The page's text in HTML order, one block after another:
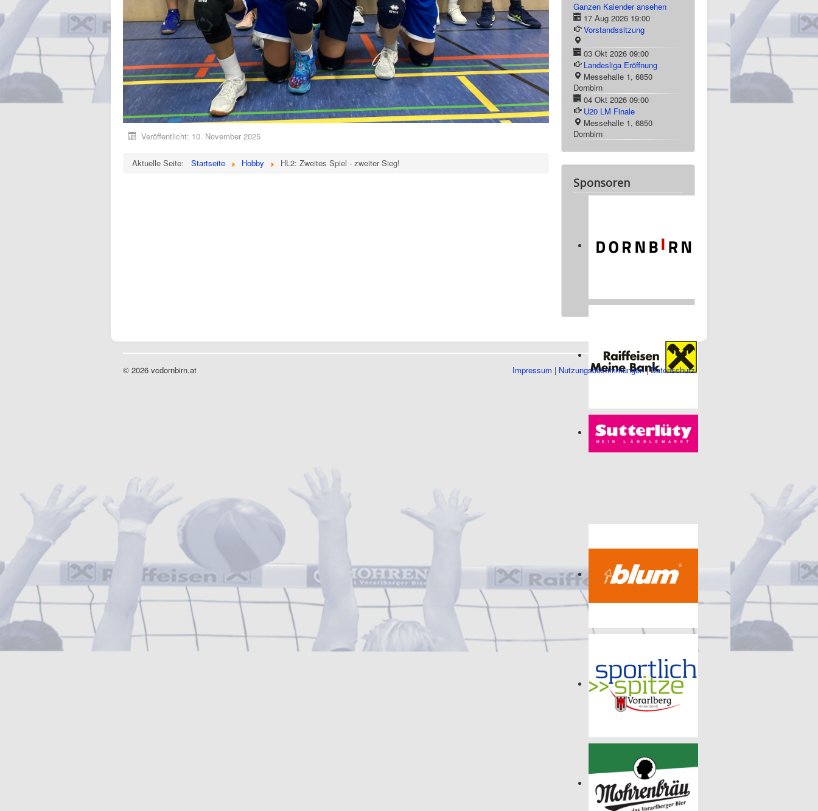
Veröffentlicht: 10. November 2025
Aktuelle Seite: Startseite Hobby HL2: Zweites Spiel - zweiter Sieg!
Ganzen Kalender ansehen
17 Aug 2026 19:00
Vorstandssitzung
03 Okt 2026 09:00
Landesliga Eröffnung
Messehalle 1, 6850
Dornbirn
04 Okt 2026 09:00
U20 LM Finale
Messehalle 1, 6850
Dornbirn
Sponsoren
Impressum | Nutzungsbestimmungen|Datenschutz
© 2026 vcdornbirn.at